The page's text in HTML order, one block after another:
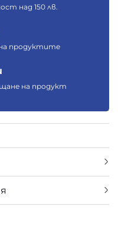
над 150 лв.
продуктите
на продукт